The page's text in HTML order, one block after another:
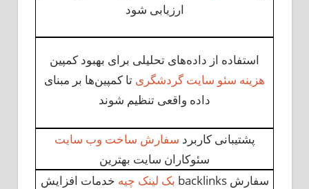
ارزیابی شود
استفاده از داده‌های تحلیلی برای بهبود کمپین
هزینه سئو سایت گردشگری تا کمپین‌ها بر مبنای
داده واقعی تنظیم شوند
پشتیبانی کاربرد سفارش ساخت وب سایت
سئوکاران سایت بهترین
سفارش backlinks
بک لینک چیه خدمات افزایش